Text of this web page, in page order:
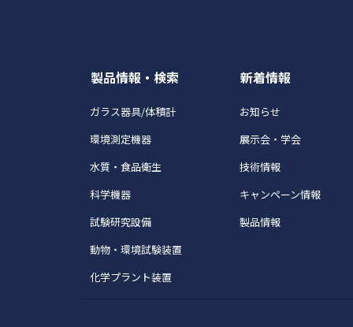
製品情報・検索
ガラス器具/体積計
環境測定機器
水質・食品衛生
科学機器
試験研究設備
動物・環境試験装置
化学プラント装置
新着情報
お知らせ
展示会・学会
技術情報
キャンペーン情報
製品情報